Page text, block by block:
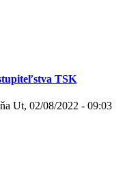
TSK
Ut, 02/08/2022 - 09:03